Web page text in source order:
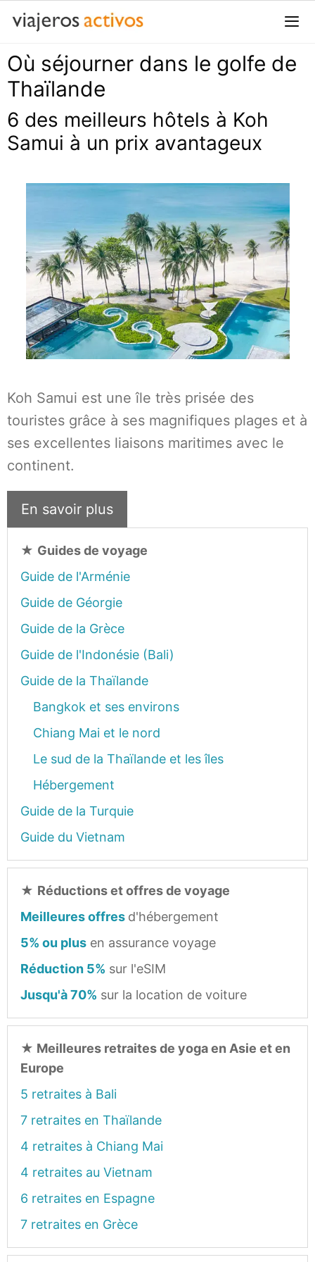
Passer
contenu
Où séjourner dans le golfe de
Thaïlande
6 des meilleurs hôtels à Koh
Samui à un prix avantageux
Koh Samui est une île très prisée des
touristes grâce à ses magnifiques plages et à
ses excellentes liaisons maritimes avec le
continent.
En savoir plus
★ Guides de voyage
Guide de l'Arménie
Guide de Géorgie
Guide de la Grèce
Guide de l'Indonésie (Bali)
Guide de la Thaïlande
Bangkok et ses environs
Chiang Mai et le nord
Le sud de la Thaïlande et les îles
Hébergement
Guide de la Turquie
Guide du Vietnam
★ Réductions et offres de voyage
Meilleures offres d'hébergement
5% ou plus en assurance voyage
Réduction 5% sur l'eSIM
Jusqu'à 70% sur la location de voiture
★ Meilleures retraites de yoga en Asie et en
Europe
5 retraites à Bali
7 retraites en Thaïlande
4 retraites à Chiang Mai
4 retraites au Vietnam
6 retraites en Espagne
7 retraites en Grèce